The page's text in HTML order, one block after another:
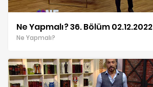
Ne Yapmalı? 36. Bölüm 02.12.2022
Ne Yapmalı?